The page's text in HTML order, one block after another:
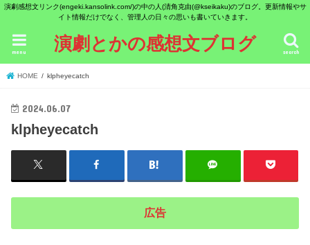
演劇感想文リンク(engeki.kansolink.com/)の中の人(清角克由(@kseikaku)のブログ。更新情報やサ
イト情報だけでなく、管理人の日々の思いも書いていきます。
演劇とかの感想文ブログ search
menu
HOME klpheyecatch
2024.06.07
klpheyecatch
広告